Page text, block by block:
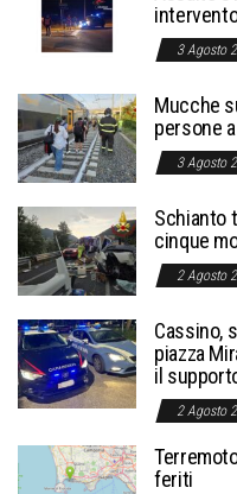
3 Agosto
Mucche
persone
3 Agosto
Schianto
cinque
2 Agosto
Cassino,
piazza
il
2 Agosto
feriti